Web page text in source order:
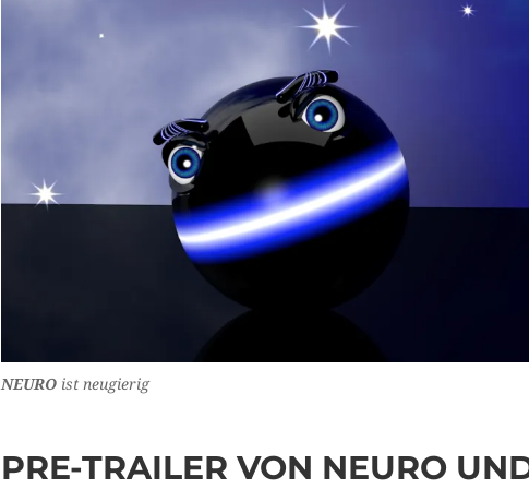
NEURO ist neugierig
PRE-TRAILER VON NEURO